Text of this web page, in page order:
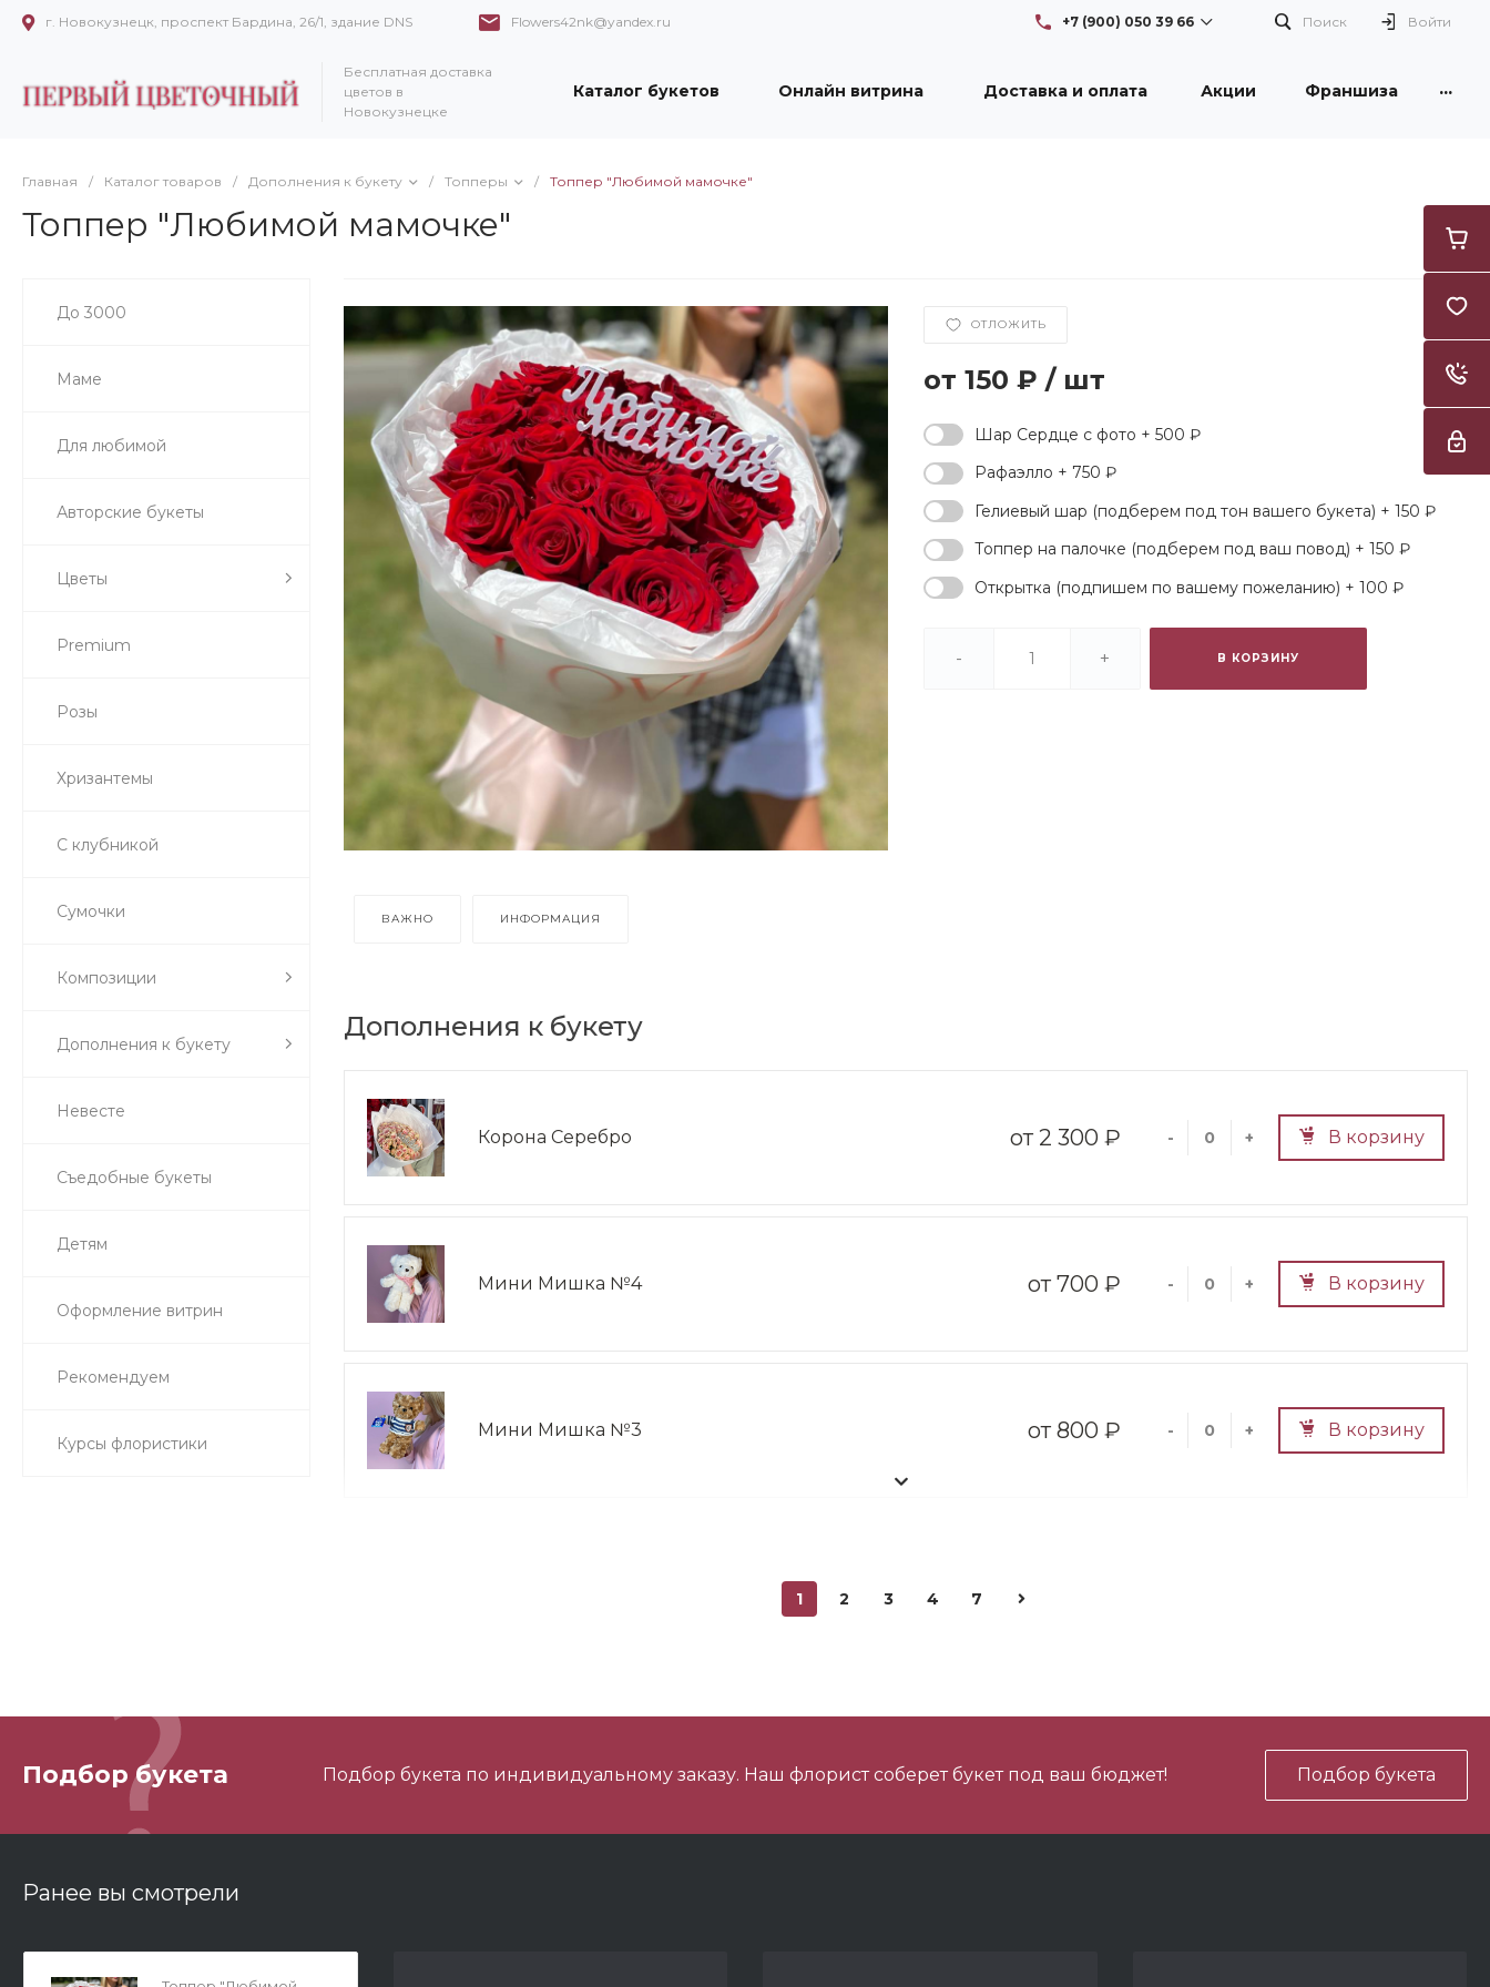
г. Новокузнецк, проспект Бардина, 26/1, здание DNS Flowers42nk@yandex.ru +7 (900) 050 39 66 Поиск Войти
Бесплатная доставка
цветов в
Новокузнецке
Каталог букетов Онлайн витрина Доставка и оплата Акции Франшиза ...
Главная / Каталог товаров / Дополнения к букету / Топперы / Топпер "Любимой мамочке"
Топпер "Любимой мамочке"
До 3000
Маме
Для любимой
Авторские букеты
Цветы
Premium
Розы
Хризантемы
С клубникой
Сумочки
Композиции
Дополнения к букету
Невесте
Съедобные букеты
Детям
Оформление витрин
Рекомендуем
Курсы флористики
ОТЛОЖИТЬ
150 ₽ / шт
Шар Сердце с фото + 500 ₽
Рафаэлло + 750 ₽
Гелиевый шар (подберем под тон вашего букета) + 150 ₽
Топпер на палочке (подберем под ваш повод) + 150 ₽
Открытка (подпишем по вашему пожеланию) + 100 ₽
- + В КОРЗИНУ
ВАЖНО ИНФОРМАЦИЯ
Дополнения к букету
Корона Серебро 2 300 ₽ - + В корзину
Мини Мишка №4 700 ₽ - + В корзину
Мини Мишка №3 800 ₽ - + В корзину
Мишка Мини №1 700 ₽ - + В корзину
1 2 3 4 7
Подбор букета Подбор букета по индивидуальному заказу. Наш флорист соберет букет под ваш бюджет! Подбор букета
Ранее вы смотрели